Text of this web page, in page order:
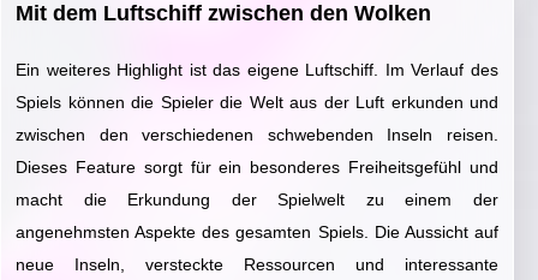
Mit dem Luftschiff zwischen den Wolken
Ein weiteres Highlight ist das eigene Luftschiff. Im Verlauf des
Spiels können die Spieler die Welt aus der Luft erkunden und
zwischen den verschiedenen schwebenden Inseln reisen.
Dieses Feature sorgt für ein besonderes Freiheitsgefühl und
macht die Erkundung der Spielwelt zu einem der
angenehmsten Aspekte des gesamten Spiels. Die Aussicht auf
neue Inseln, versteckte Ressourcen und interessante